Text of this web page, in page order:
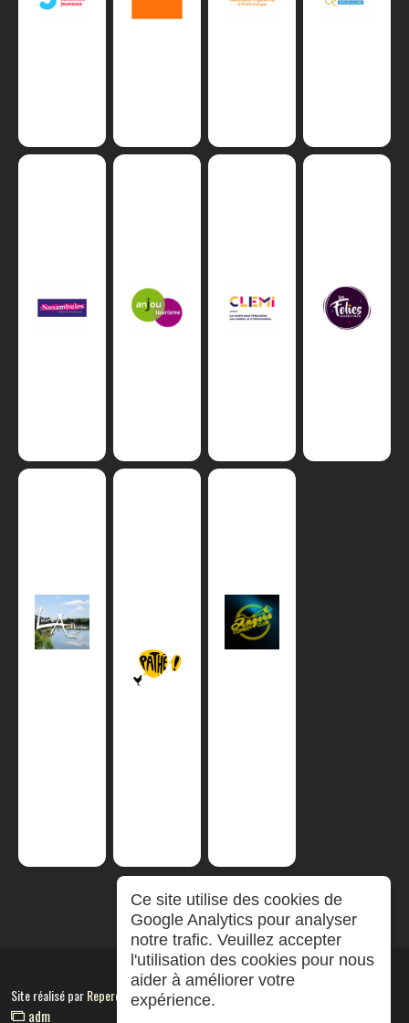
Site réalisé parRepereCom
adm
Ce site utilise des cookies de
Google Analytics pour analyser
notre trafic. Veuillez accepter
l'utilisation des cookies pour nous
aider à améliorer votre
expérience.